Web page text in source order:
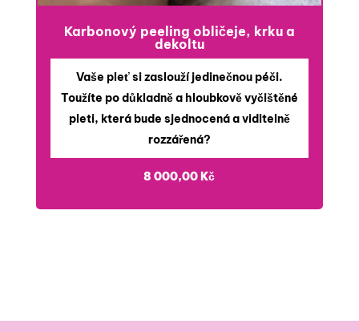
Karbonový peeling obličeje, krku a
dekoltu
Vaše pleť si zaslouží jedinečnou péči.
Toužíte po důkladně a hloubkově vyčištěné
pleti, která bude sjednocená a viditelně
rozzářená?
8 000,00Kč